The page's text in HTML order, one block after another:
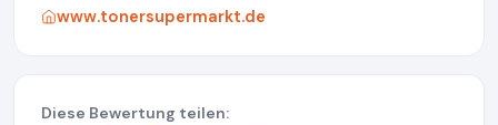
www.tonersupermarkt.de
Diese Bewertung teilen: